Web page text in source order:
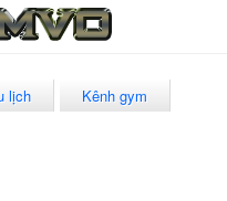
lịch Kênh gym